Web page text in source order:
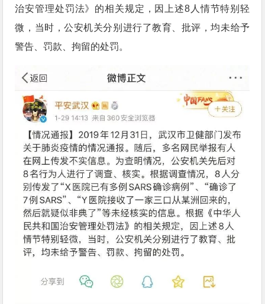
治安管理处罚法》的相关规定，因上述8人情节特别轻
微，当时，公安机关分别进行了教育、批评，均未给予
警告、罚款、拘留的处罚。